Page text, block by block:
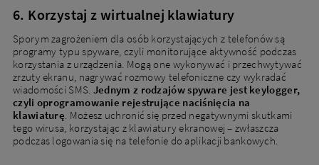
6. Korzystaj z wirtualnej klawiatury
Sporym zagrożeniem dla osób korzystających z telefonów są
programy typu spyware, czyli monitorujące aktywność podczas
korzystania z urządzenia. Mogą one wykonywać i przechwytywać
zrzuty ekranu, nagrywać rozmowy telefoniczne czy wykradać
wiadomości SMS. Jednym z rodzajów spyware jest keylogger,
czyli oprogramowanie rejestrujące naciśnięcia na
klawiaturę . Możesz uchronić się przed negatywnymi skutkami
tego wirusa, korzystając z klawiatury ekranowej – zwłaszcza
podczas logowania się na telefonie do aplikacji bankowych.